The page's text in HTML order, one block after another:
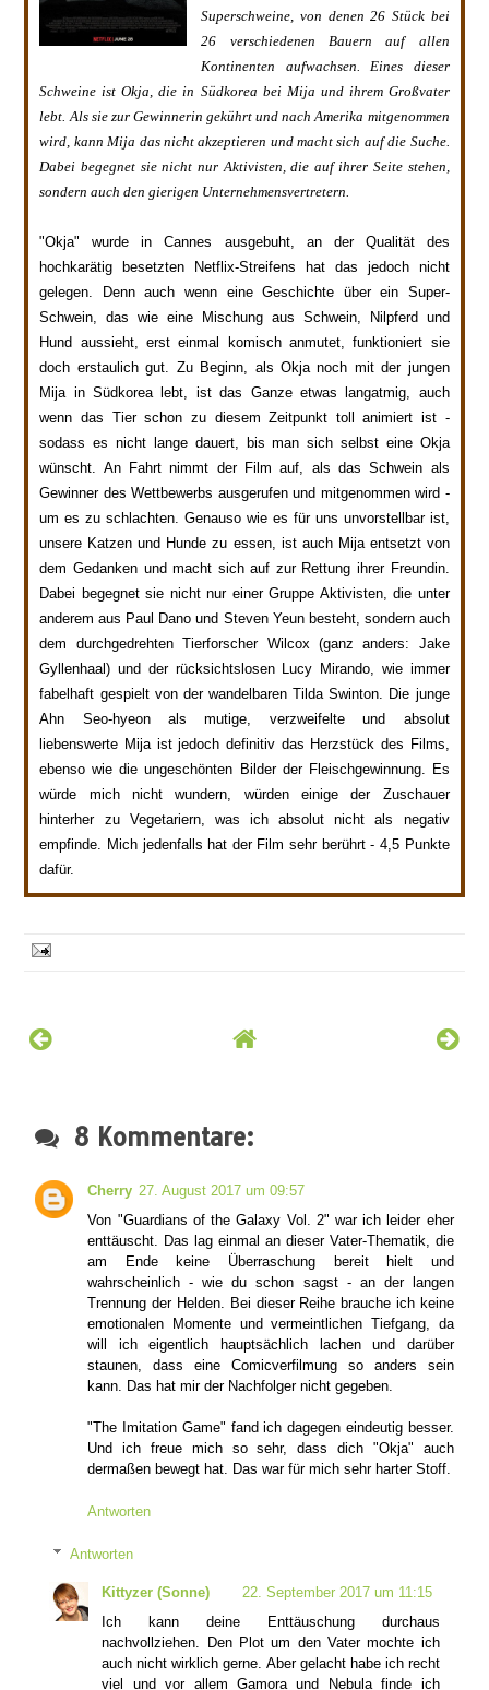
Superschweine, von denen 26 Stück bei
26 verschiedenen Bauern auf allen
Kontinenten aufwachsen. Eines dieser
Schweine ist Okja, die in Südkorea bei Mija und ihrem Großvater
lebt. Als sie zur Gewinnerin gekührt und nach Amerika mitgenommen
wird, kann Mija das nicht akzeptieren und macht sich auf die Suche.
Dabei begegnet sie nicht nur Aktivisten, die auf ihrer Seite stehen,
sondern auch den gierigen Unternehmensvertretern.
"Okja" wurde in Cannes ausgebuht, an der Qualität des
hochkarätig besetzten Netflix-Streifens hat das jedoch nicht
gelegen. Denn auch wenn eine Geschichte überein Super-
Schwein, das wie eine Mischung aus Schwein,
Nilpferd und
Hund aussieht, erst einmal komisch anmutet, funktioniert sie
doch erstaulich gut. Zu Beginn, als Okja noch mit der jungen
Mija in Südkorea lebt, ist das Ganze etwas langatmig, auch
wenn das Tier schon zu diesem Zeitpunkt toll animiert ist -
sodass es nicht lange dauert, bis man sich selbst eine Okja
wünscht. An Fahrt nimmt der Film auf, als das Schwein als
Gewinner des Wettbewerbs ausgerufen und mitgenommen wird -
um es zu schlachten. Genauso wie es für uns unvorstellbar ist,
unsere Katzen und Hunde zu essen, ist auch Mija entsetzt von
dem Gedanken und macht sich auf zur Rettung ihrer Freundin.
Dabei begegnet sie nicht nur einer Gruppe Aktivisten, die unter
anderem aus Paul Dano und Steven Yeun besteht, sondern auch
dem durchgedrehten Tierforscher Wilcox (ganz anders: Jake
Gyllenhaal) und der rücksichtslosen Lucy Mirando, wie immer
fabelhaft gespielt von der wandelbaren Tilda Swinton. Die junge
Ahn Seo-hyeon als mutige, verzweifelte und absolut
liebenswerte Mija ist jedoch definitiv das Herzstück des Films,
ebenso wie die ungeschönten Bilder der Fleischgewinnung. Es
würde mich nicht wundern, würden einige der Zuschauer
hinterher zu Vegetariern, was ich absolut nichtals negativ
empfinde. Mich jedenfalls hat der Film sehr berührt - 4,5 Punkte
dafür.
8 Kommentare:
Cherry 27. August 2017 um 09:57
Von "Guardians of the Galaxy Vol. 2" war ich leider eher
enttäuscht. Das lag einmal an dieser Vater-Thematik, die
am Ende keine Überraschung bereit hielt und
wahrscheinlich - wie du schon sagst - an der langen
Trennung der Helden. Bei dieser Reihe brauche ich keine
emotionalen Momente und vermeintlichen Tiefgang, da
will ich eigentlich hauptsächlich lachen und darüber
staunen, dass eine Comicverfilmung so anders sein
kann. Das hat mir der Nachfolger nicht gegeben.
"The Imitation Game" fand ich dagegen eindeutig besser.
Und ich freue mich so sehr, dass dich "Okja" auch
dermaßen bewegt hat. Das war für mich sehr harter Stoff.
Antworten
Antworten
Kittyzer (Sonne)
22. September 2017 um 11:15
Ich kann deine Enttäuschung durchaus
nachvollziehen. Den Plot um den Vater mochte ich
auch nicht wirklich gerne. Aber gelacht habe ich recht
viel und vor allem Gamora und Nebula finde ich